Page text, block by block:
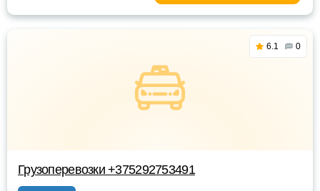
6.1 0
Грузоперевозки +375292753491